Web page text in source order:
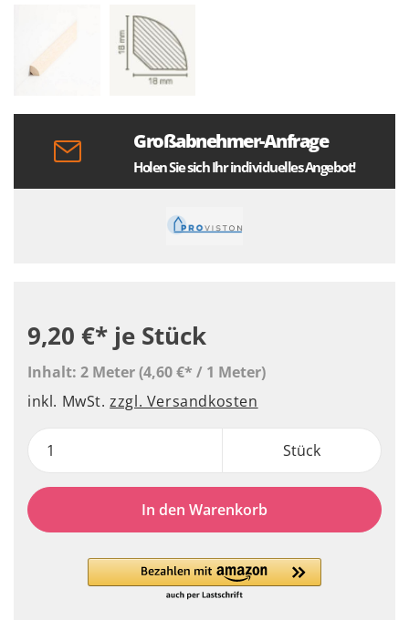
Großabnehmer-Anfrage
Holen Sie sich Ihr individuelles Angebot!
9,20 €* je Stück
Inhalt: 2 Meter(4,60 €* / 1 Meter)
inkl. MwSt.zzgl. Versandkosten
Stück
In den Warenkorb